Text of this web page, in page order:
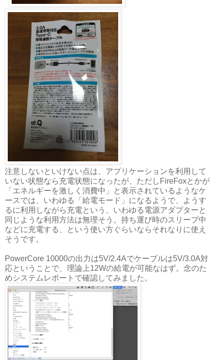
注意しないといけない点は、アプリケーションを利用して
いない状態なら充電状態になったが、ただしFireFoxとかが
「エネルギーを激しく消費中」と表示されているようなケ
ースでは、いわゆる「給電モード」になるようで、ようす
るに利用しながら充電という、いわゆる電源アダプターと
同じような利用方法は無理そう。持ち運び時のスリープ中
などに充電する、という使い方ぐらいならそれなりに使え
そうです。
PowerCore 10000の出力は5V/2.4Aでケーブルは5V/3.0A対
応ということで、理論上12Wの給電が可能なはず。念のた
めシステムレポートで確認してみました。